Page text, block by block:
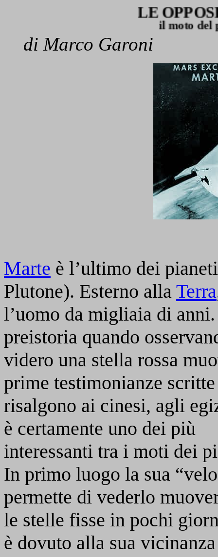
LE
il moto del
di Marco Garoni
Marte è l’ultimo dei
Plutone). Esterno alla Terra
l’uomo da migliaia di
preistoria quando
videro una stella rossa
prime testimonianze
risalgono ai cinesi, agli
è certamente uno dei più
interessanti tra i moti dei
In primo luogo la sua
permette di vederlo
le stelle fisse in pochi
è dovuto alla sua